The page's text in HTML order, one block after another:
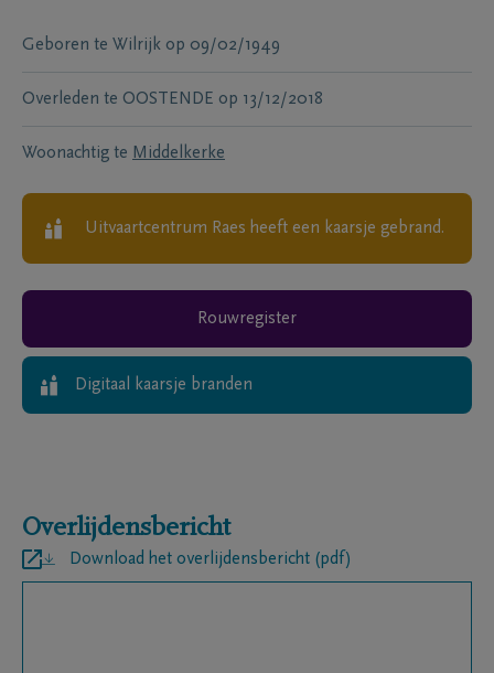
Geboren te Wilrijk op 09/02/1949
Overleden te OOSTENDE op 13/12/2018
Woonachtig te Middelkerke
Uitvaartcentrum Raes heeft een kaarsje gebrand.
Rouwregister
Digitaal kaarsje branden
Overlijdensbericht
Download het overlijdensbericht (pdf)